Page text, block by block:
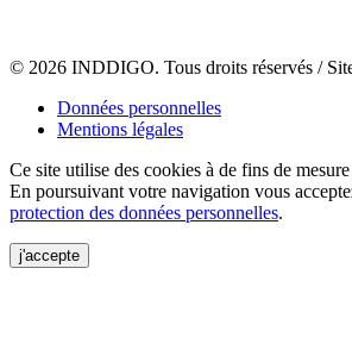
© 2026 INDDIGO. Tous droits réservés /
Données personnelles
Mentions légales
Ce site utilise des cookies à de fins de
En poursuivant votre navigation vous
protection des données personnelles.
j'accepte